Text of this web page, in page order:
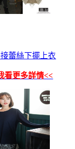
蕾絲下擺上衣
看更多詳情<<